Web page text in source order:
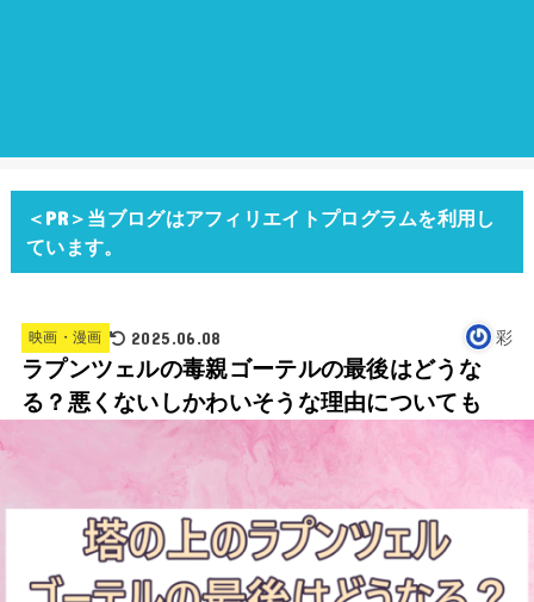
＜PR＞当ブログはアフィリエイトプログラムを利用し
ています。
映画・漫画 2025.06.08 彩
ラプンツェルの毒親ゴーテルの最後はどうな
る？悪くないしかわいそうな理由についても